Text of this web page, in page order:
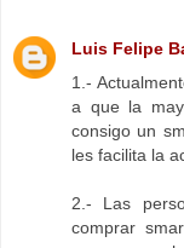
Luis Felipe
1.-
a que la
consigo un
les facilita la
2.- Las
comprar